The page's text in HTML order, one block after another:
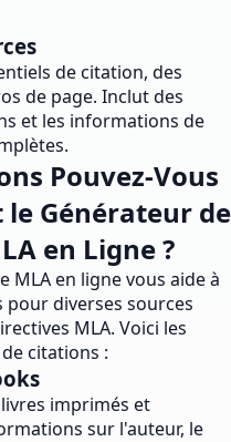
de citation, des
de page. Inclut des
et les informations de
Pouvez-Vous
Générateur de
en Ligne ?
MLA en ligne vous aide à
diverses sources
MLA. Voici les
citations :
imprimés et
sur l'auteur, le